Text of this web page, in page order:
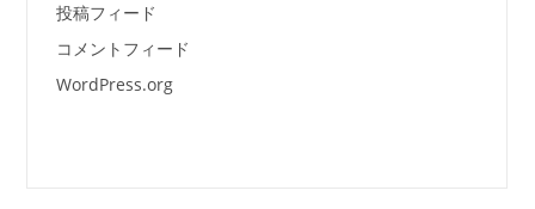
投稿フィード
コメントフィード
WordPress.org